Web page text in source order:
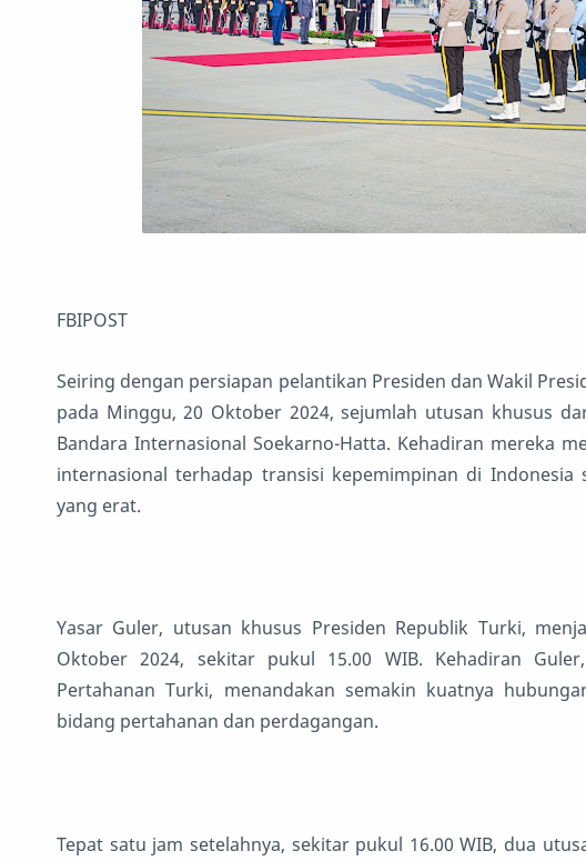
FBIPOST
Seiring dengan persiapan pelantikan Presiden dan Wakil
pada Minggu, 20 Oktober 2024, sejumlah utusan khusus
Bandara Internasional Soekarno-Hatta. Kehadiran mereka
internasional terhadap transisi kepemimpinan di
yang erat.
Yasar Guler, utusan khusus Presiden Republik Turki,
Oktober 2024, sekitar pukul 15.00 WIB. Kehadiran
Pertahanan Turki, menandakan semakin kuatnya
bidang pertahanan dan perdagangan.
Tepat satu jam setelahnya, sekitar pukul 16.00 WIB, dua